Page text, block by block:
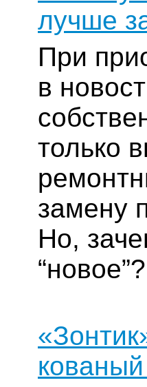
лучше
При
в
только
замену
Но,
“новое”?